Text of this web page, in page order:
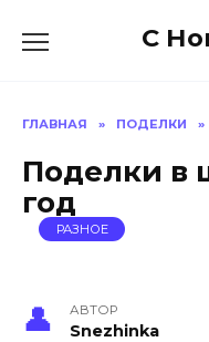
С
ГЛАВНАЯ » ПОДЕЛКИ »
Поделки в
год
РАЗНОЕ
АВТОР
Snezhinka